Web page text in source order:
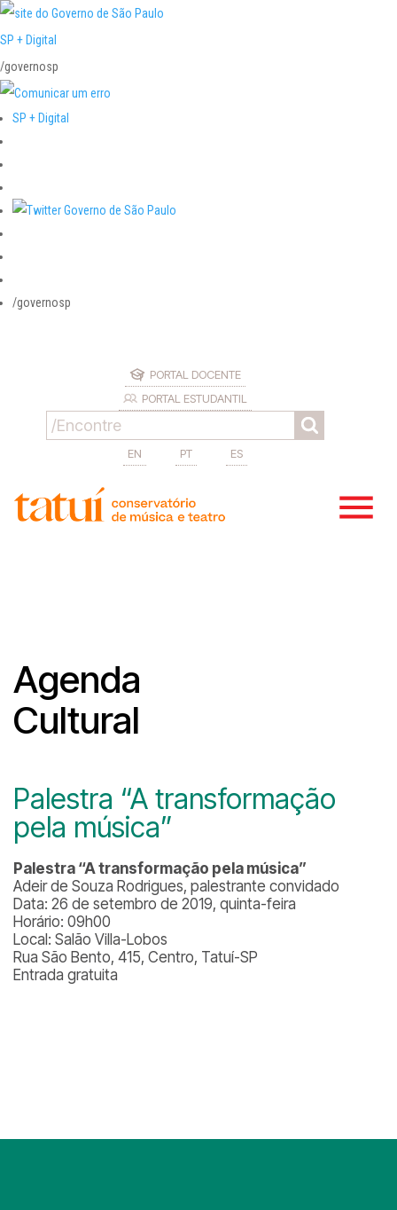
SP + Digital
/governosp
SP + Digital
/governosp
PORTAL DOCENTE
PORTAL ESTUDANTIL
EN PT ES
Agenda
Cultural
Palestra “A transformação
pela música”
Palestra “A transformação pela música”
Adeir de Souza Rodrigues, palestrante convidado
Data: 26 de setembro de 2019, quinta-feira
Horário: 09h00
Local: Salão Villa-Lobos
Rua São Bento, 415, Centro, Tatuí-SP
Entrada gratuita